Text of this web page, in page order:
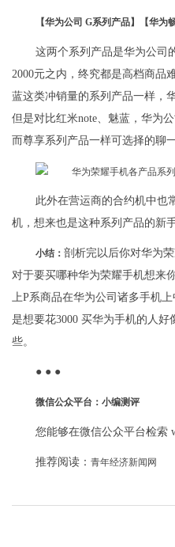
【华为公司 G系列产品】【华为
这两个系列产品是华为公司
2000元之内，终究都是高档商品
蓝这类冲销量的系列产品一样，
但是对比红米note、魅蓝，华为
而尊享系列产品一样可选择的聊
此外在营运商的合约机中也
机，想来也是这种系列产品的新
小结： 剖析完以后你对华为
对于要买哪种华为荣耀手机想来
上P系商品在华为公司诸多手机
是想要花3000 买华为手机的人好
些。
● ● ●
微信公众平台：小编测评
您能够在微信公众平台检索
推荐阅读： 青年经济新闻网